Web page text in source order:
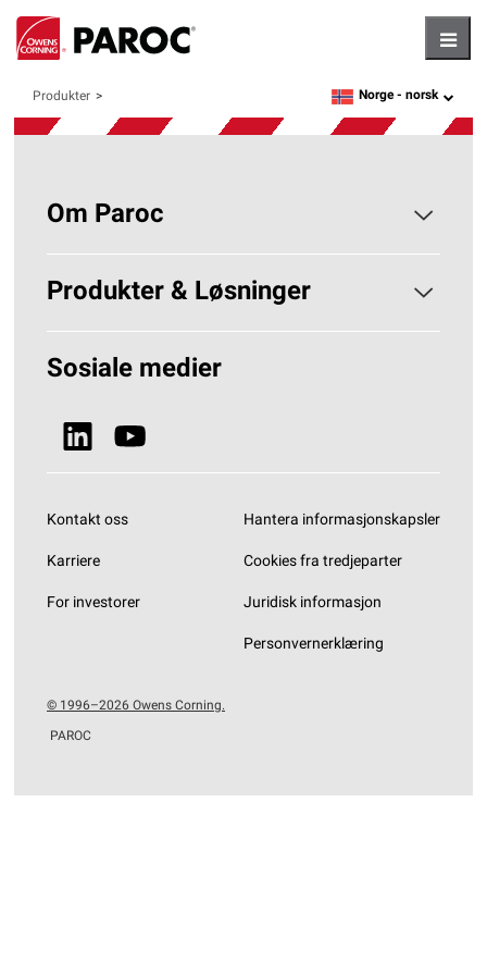
Produkter language
Norge - norsk
Om Paroc
Om PAROC
Hvorfor Steinull?
Bærekraft
Nyheter & Media
Produkter & Løsninger
Løsninger Byggisolering
Sosiale medier
Kontakt oss
Karriere
For investorer
Hantera informasjonskapsler
Cookies fra tredjeparter
Juridisk informasjon
Personvernerklæring
© 1996–2026 Owens Corning.
PAROC